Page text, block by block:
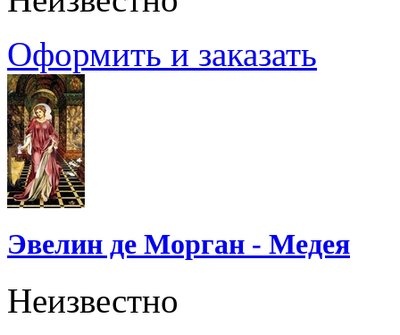
Оформить и заказать
Эвелин де Морган - Медея
Неизвестно